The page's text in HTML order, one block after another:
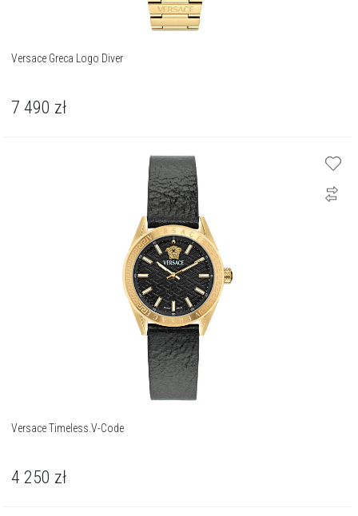
Versace Greca Logo Diver
7 490 zł
Versace Timeless.V-Code
4 250 zł